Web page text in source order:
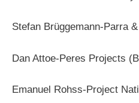
Stefan Brüggemann-Parra
Dan Attoe-Peres Projects
Emanuel Rohss-Project